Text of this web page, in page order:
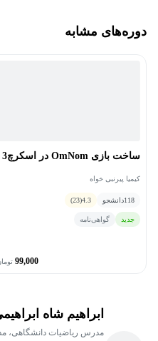
دوره‌های مشابه
ساخت بازی OmNom در اسکرچ3
کیمیا پیرنبی خواه
118دانشجو 4.3
(23)
جدید گواهی‌نامه
99,000
ابراهیم شاه
مدرس ریاضیات دانشگاهی،